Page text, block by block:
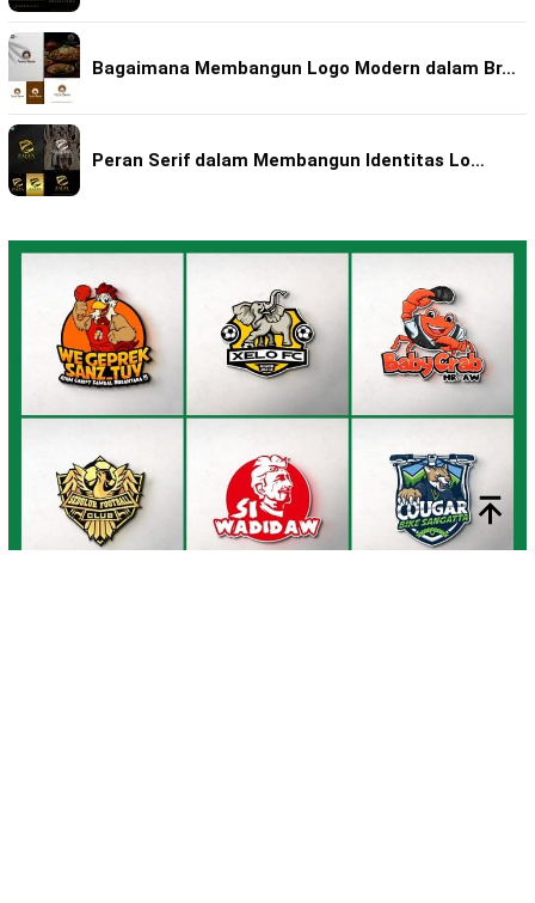
Bagaimana Membangun Logo Modern dalam Br…
Peran Serif dalam Membangun Identitas Lo…